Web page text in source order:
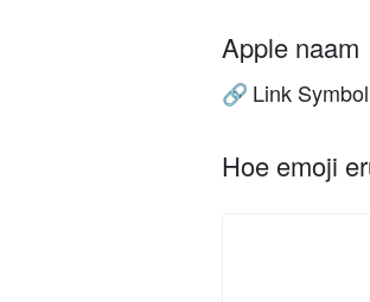
Apple naam
🔗 Link Symbol
Hoe emoji